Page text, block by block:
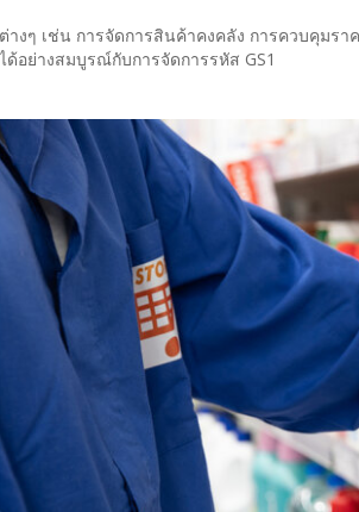
ต่างๆ เช่น การจัดการสินค้าคงคลัง การควบคุมร
ได้อย่างสมบูรณ์กับการจัดการรหัส GS1